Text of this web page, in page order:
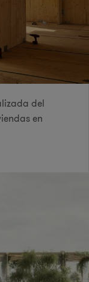
del
en